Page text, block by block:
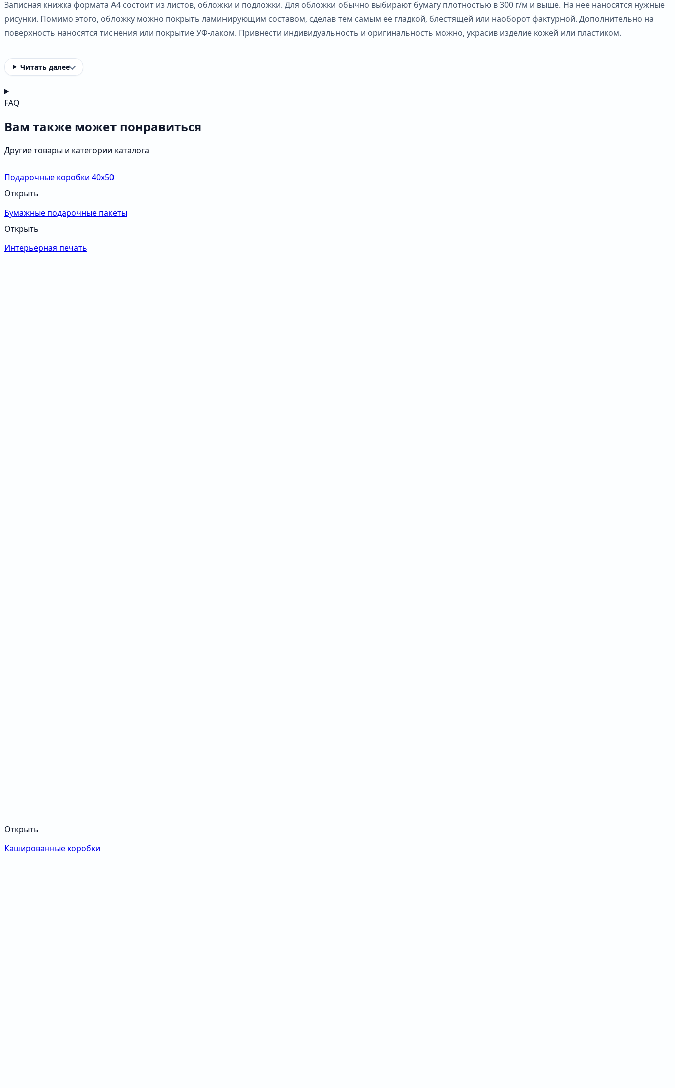
Записная книжка формата А4 состоит из листов, обложки и подложки. Для обложки обычно выбирают бумагу плотностью в 300 г/м и выше. На нее наносятся нужные
рисунки. Помимо этого, обложку можно покрыть ламинирующим составом, сделав тем самым ее гладкой, блестящей или наоборот фактурной. Дополнительно на
поверхность наносятся тиснения или покрытие УФ-лаком. Привнести индивидуальность и оригинальность можно, украсив изделие кожей или пластиком.
Читать далее
FAQ
Вам также может понравиться
Другие товары и категории каталога
Подарочные коробки 40х50
Открыть
Бумажные подарочные пакеты
Открыть
Интерьерная печать
Открыть
Кашированные коробки